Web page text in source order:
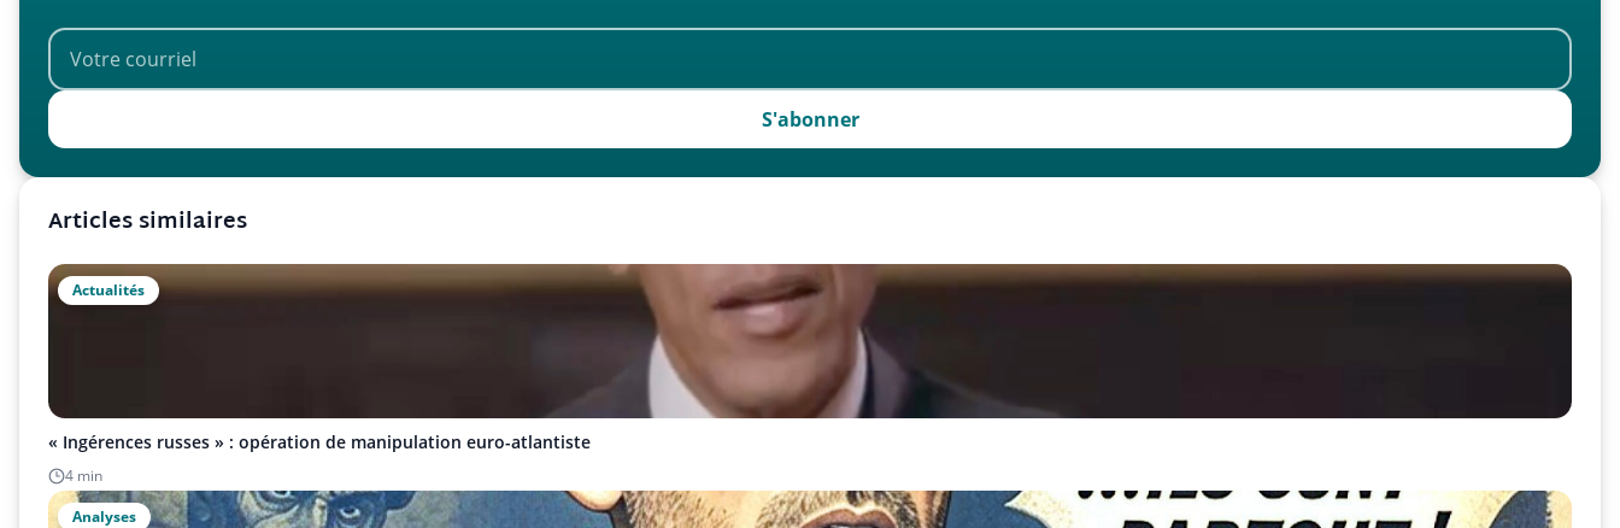
S'abonner
Articles similaires
Actualités
« Ingérences russes » : opération de manipulation euro-atlantiste
4 min
Analyses